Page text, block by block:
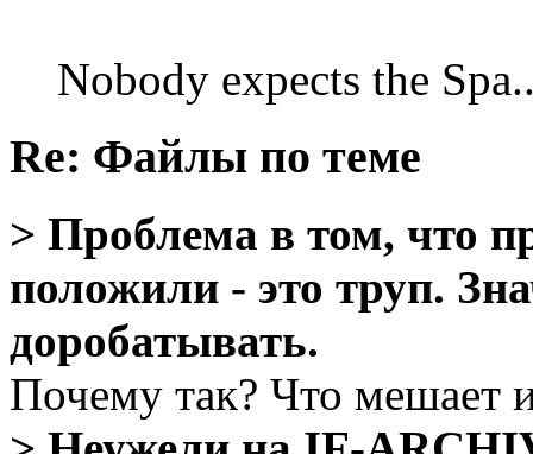
Nobody expects the
Re: Файлы по теме
> Проблема в том, что
положили - это труп.
доробатывать.
Почему так? Что мешает